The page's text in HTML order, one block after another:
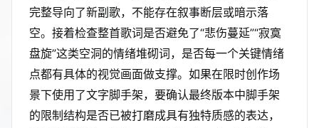
完整导向了新副歌，不能存在叙事断层或暗示落
空。接着检查整首歌词是否避免了“悲伤蔓延”“寂寞
盘旋”这类空洞的情绪堆砌词，是否每一个关键情绪
点都有具体的视觉画面做支撑。如果在限时创作场
景下使用了文字脚手架，要确认最终版本中脚手架
的限制结构是否已被打磨成具有独特质感的表达，